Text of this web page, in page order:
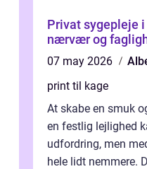
Privat sygepleje
nærvær og
07 may 2026
print til kage
At skabe en smuk
en festlig lejlighed
udfordring, men
hele lidt nemmere.